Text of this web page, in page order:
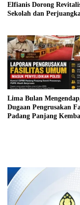
Elfianis Dorong
Sekolah dan
Lima Bulan
Dugaan Pengrusakan
Padang Panjang